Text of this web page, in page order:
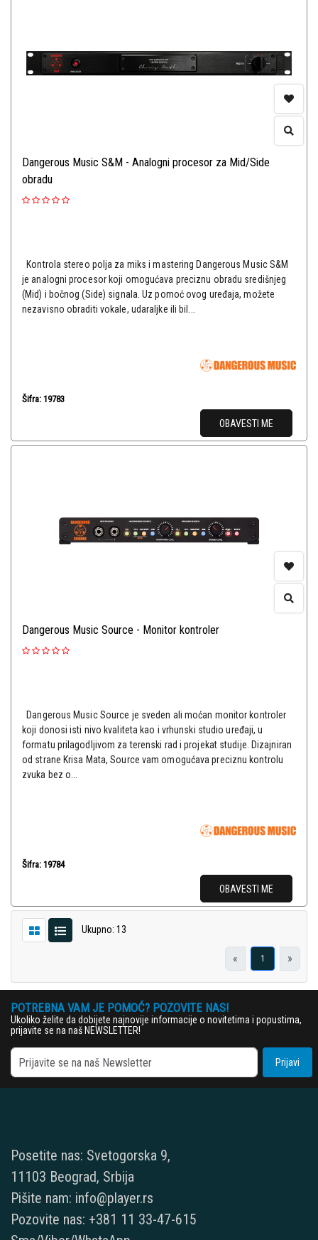
Dangerous Music S&M - Analogni procesor za Mid/Side
obradu
Kontrola stereo polja za miks i mastering Dangerous Music S&M
je analogni procesor koji omogućava preciznu obradu središnjeg
(Mid) i bočnog (Side) signala. Uz pomoć ovog uređaja, možete
nezavisno obraditi vokale, udaraljke ili bil...
Šifra: 19783
OBAVESTI ME
Dangerous Music Source - Monitor kontroler
Dangerous Music Source je sveden ali moćan monitor kontroler
koji donosi isti nivo kvaliteta kao i vrhunski studio uređaji, u
formatu prilagodljivom za terenski rad i projekat studije. Dizajniran
od strane Krisa Mata, Source vam omogućava preciznu kontrolu
zvuka bez o...
Šifra: 19784
OBAVESTI ME
Ukupno: 13
« 1 »
POTREBNA VAM JE POMOĆ? POZOVITE NAS!
Ukoliko želite da dobijete najnovije informacije o novitetima i popustima,
prijavite se na naš NEWSLETTER!
Prijavi
Posetite nas: Svetogorska 9,
11103 Beograd, Srbija
Pišite nam: info@player.rs
Pozovite nas: +381 11 33-47-615